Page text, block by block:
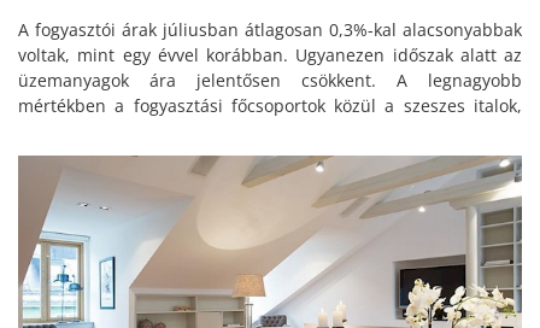
A fogyasztói árak júliusban átlagosan 0,3%-kal alacsonyabbak
voltak, mint egy évvel korábban. Ugyanezen időszak alatt az
üzemanyagok ára jelentősen csökkent. A legnagyobb
mértékben a fogyasztási főcsoportok közül a szeszes italok,